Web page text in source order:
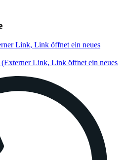
Link, Link öffnet ein neues
(Externer Link, Link öffnet ein neues